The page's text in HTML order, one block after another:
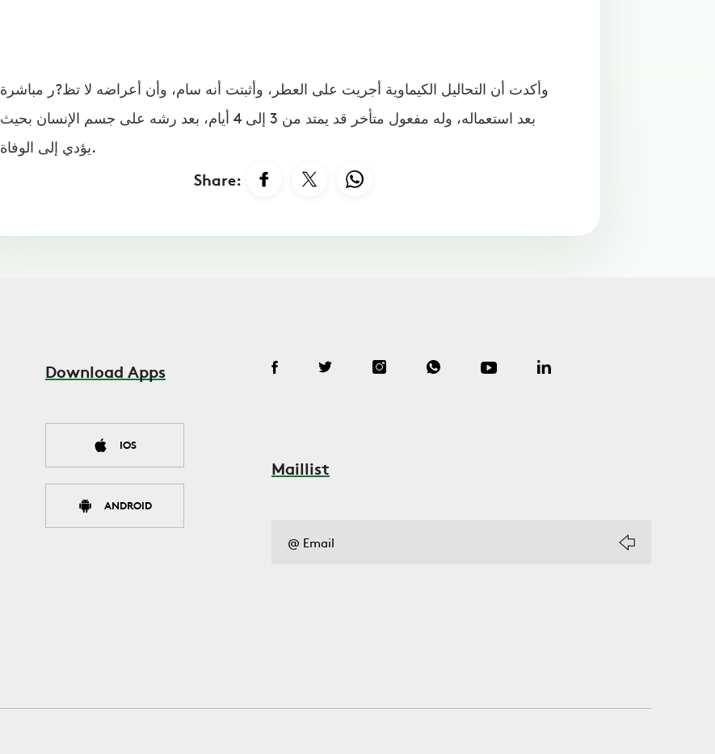
وأكدت أن التحاليل الكيماوية أجريت على العطر، وأثبتت أنه سام، وأن أعراضه لا تظ?ر مباشرة
بعد استعماله، وله مفعول متأخر قد يمتد من 3 إلى 4 أيام، بعد رشه على جسم الإنسان بحيث
يؤدي إلى الوفاة.
Share:
Download Apps
IOS
ANDROID
Maillist